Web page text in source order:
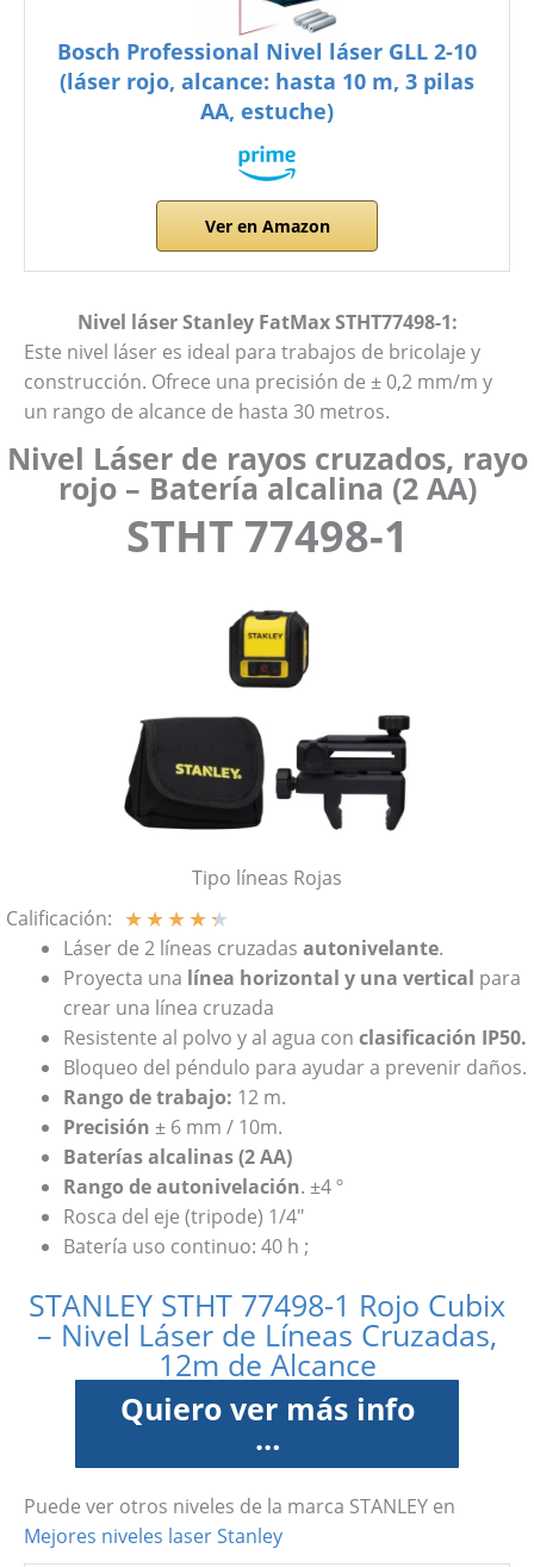
Bosch Professional Nivel láser GLL 2-10
(láser rojo, alcance: hasta 10 m, 3 pilas
AA, estuche)
Ver en Amazon
Nivel láser Stanley FatMax STHT77498-1:
Este nivel láser es ideal para trabajos de bricolaje y
construcción. Ofrece una precisión de ± 0,2 mm/m y
un rango de alcance de hasta 30 metros.
Nivel Láser de rayos cruzados, rayo
rojo – Batería alcalina (2 AA)
STHT 77498-1
Tipo líneas Rojas
Calificación: ★★★★★
Láser de 2 líneas cruzadas autonivelante.
Proyecta una línea horizontal y una vertical para
crear una línea cruzada
Resistente al polvo y al agua con clasificación IP50.
Bloqueo del péndulo para ayudar a prevenir daños.
Rango de trabajo: 12 m.
Precisión ± 6 mm / 10m.
Baterías alcalinas (2 AA)
Rango de autonivelación. ±4 º
Rosca del eje (tripode) 1/4″
Batería uso continuo: 40 h ;
STANLEY STHT 77498-1 Rojo Cubix
– Nivel Láser de Líneas Cruzadas,
12m de Alcance
Quiero ver más info
…
Puede ver otros niveles de la marca STANLEY en
Mejores niveles laser Stanley